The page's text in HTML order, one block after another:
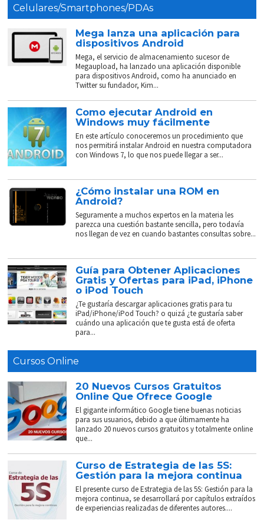
Celulares/Smartphones/PDAs
Mega lanza una aplicación para
dispositivos Android
Mega, el servicio de almacenamiento sucesor de
Megaupload, ha lanzado una aplicación disponible
para dispositivos Android, como ha anunciado en
Twitter su fundador, Kim...
Como ejecutar Android en
Windows muy fácilmente
En este artículo conoceremos un procedimiento que
nos permitirá instalar Android en nuestra computadora
con Windows 7, lo que nos puede llegar a ser...
¿Cómo instalar una ROM en
Android?
Seguramente a muchos expertos en la materia les
parezca una cuestión bastante sencilla, pero todavía
nos llegan de vez en cuando bastantes consultas sobre...
Guía para Obtener Aplicaciones
Gratis y Ofertas para iPad, iPhone
o iPod Touch
¿Te gustaría descargar aplicaciones gratis para tu
iPad/iPhone/iPod Touch? o quizá ¿te gustaría saber
cuándo una aplicación que te gusta está de oferta
para...
Cursos Online
20 Nuevos Cursos Gratuitos
Online Que Ofrece Google
El gigante informático Google tiene buenas noticias
para sus usuarios, debido a que últimamente ha
lanzado 20 nuevos cursos gratuitos y totalmente online
que...
Curso de Estrategia de las 5S:
Gestión para la mejora continua
El presente curso de Estrategia de las 5S: Gestión para la
mejora continua, se desarrollará por capítulos extraídos
de experiencias realizadas de diferentes autores....